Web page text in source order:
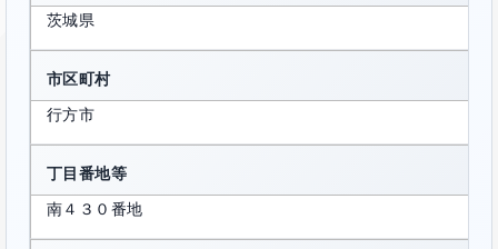
茨城県
市区町村
行方市
丁目番地等
南４３０番地